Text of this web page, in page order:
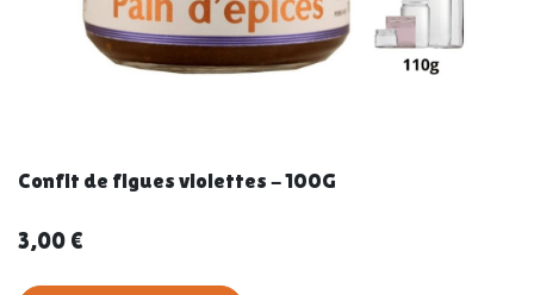
Confit de figues violettes - 100G
3,00 €